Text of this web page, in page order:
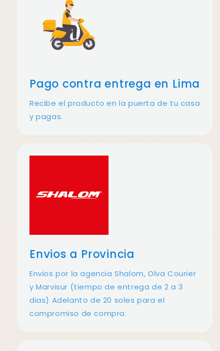
Pago contra entrega en Lima
Recibe el producto en la puerta de tu casa
y pagas.
Envios a Provincia
Envios por la agencia Shalom, Olva Courier
y Marvisur (tiempo de entrega de 2 a 3
dias) Adelanto de 20 soles para el
compromiso de compra.